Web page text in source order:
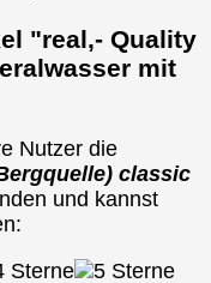
"real,- Quality
mit
Nutzer die
classic
und kannst